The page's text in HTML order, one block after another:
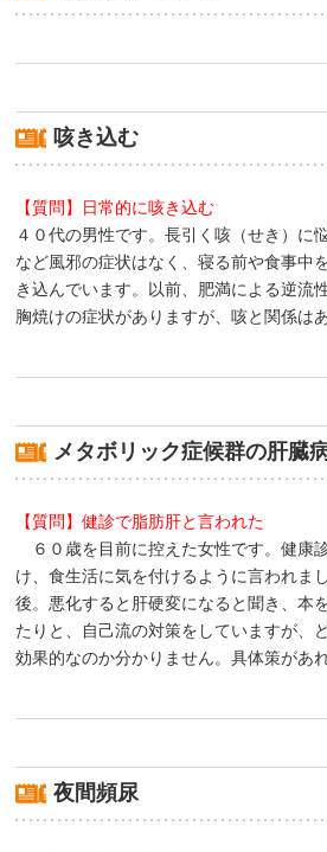
咳き込む
【質問】日常的に咳き込む
４０代の男性です。長引く咳（せき）に
など風邪の症状はなく、寝る前や食事中
き込んでいます。以前、肥満による逆流
胸焼けの症状がありますが、咳と関係は
メタボリック症候群の肝臓
【質問】健診で脂肪肝と言われた
６０歳を目前に控えた女性です。健康
け、食生活に気を付けるように言われま
後。悪化すると肝硬変になると聞き、本
たりと、自己流の対策をしていますが、
効果的なのか分かりません。具体策があ
夜間頻尿